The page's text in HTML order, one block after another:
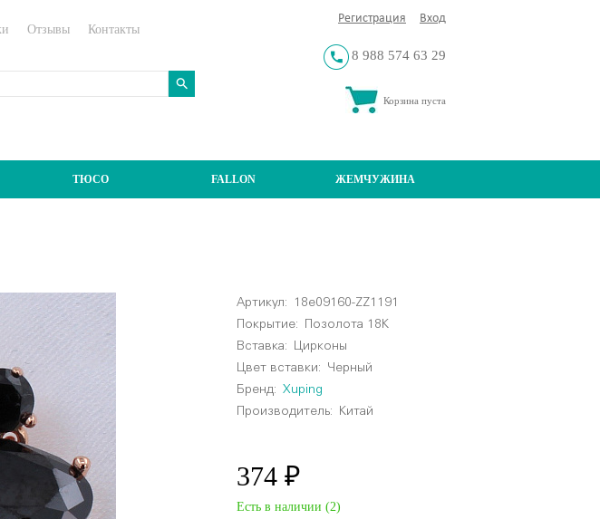
Регистрация Вход
8 988 574 63 29
Корзина пуста
Отзывы Контакты
ТЮСО FALLON ЖЕМЧУЖИНА
Артикул:
18e09160-ZZ1191
Покрытие: Позолота 18К
Вставка: Цирконы
Цвет вставки:
Черный
Бренд:
Xuping
Производитель: Китай
374 ₽
Есть в наличии (2)